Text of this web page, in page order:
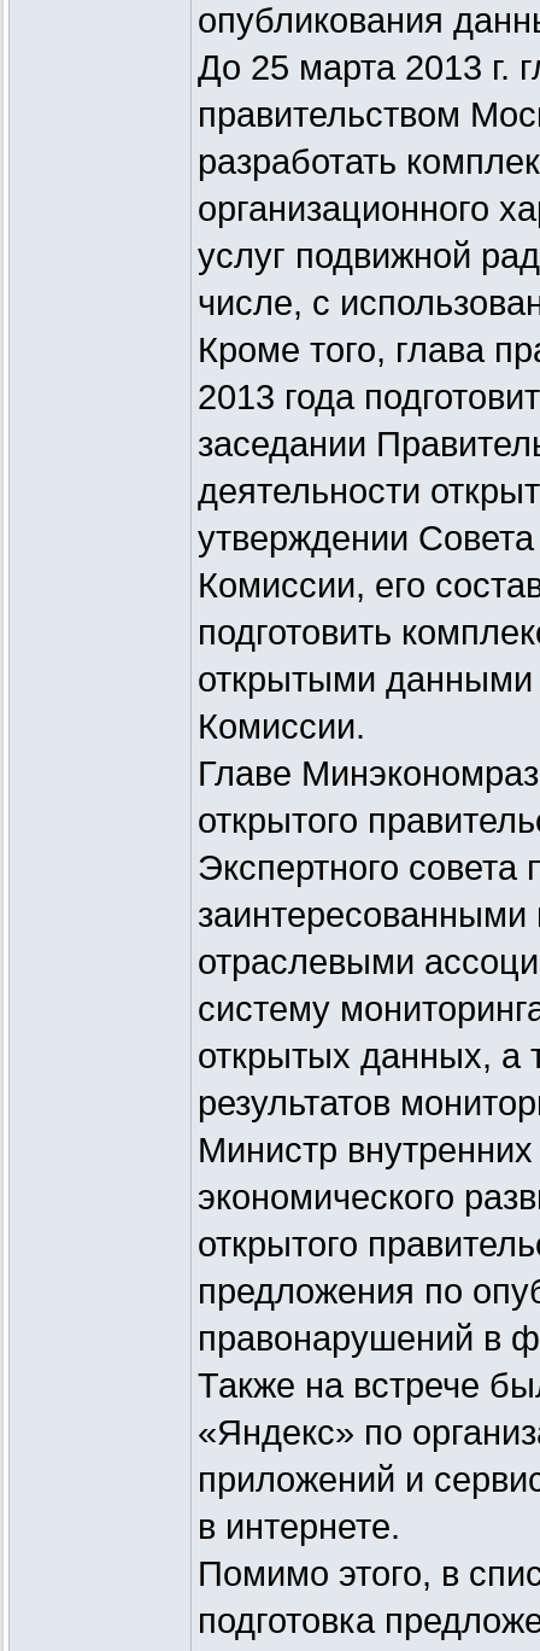
опубликования
До 25 марта 2013 г.
правительством
разработать
организационного
услуг подвижной
числе, с
Кроме того, глава
2013 года
заседании
деятельности
утверждении
Комиссии, его
подготовить
открытыми данными
Комиссии.
Главе
открытого
Экспертного совета
отраслевыми
систему
открытых данных, а
результатов
Министр
экономического
открытого
предложения по
правонарушений в
Также на встрече
«Яндекс» по
приложений и
в интернете.
Помимо этого, в
подготовка